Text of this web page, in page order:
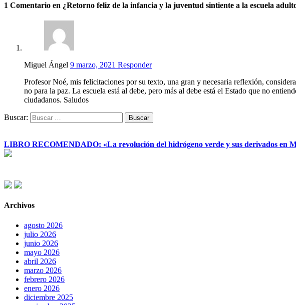
1 Comentario en ¿Retorno feliz de la infancia y la juventud sintiente a la escuela
Miguel Ángel 9 marzo, 2021 Responder
Profesor Noé, mis felicitaciones por su texto, una gran y necesaria reflexión,
no para la paz. La escuela está al debe, pero más al debe está el Estado que no
ciudadanos. Saludos
Buscar:
LIBRO RECOMENDADO: «La revolución del hidrógeno verde y sus derivados en
Archivos
agosto 2026
julio 2026
junio 2026
mayo 2026
abril 2026
marzo 2026
febrero 2026
enero 2026
diciembre 2025